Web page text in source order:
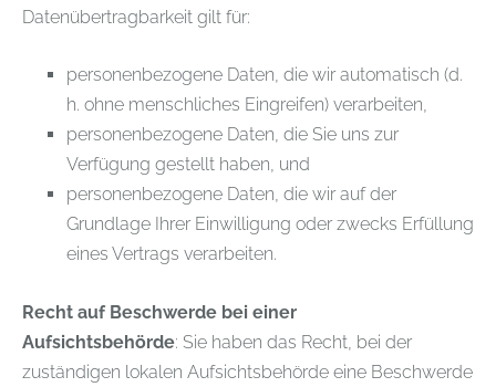
Datenübertragbarkeit gilt für:
personenbezogene Daten, die wir automatisch (d.
h. ohne menschliches Eingreifen) verarbeiten,
personenbezogene Daten, die Sie uns zur
Verfügung gestellt haben, und
personenbezogene Daten, die wir auf der
Grundlage Ihrer Einwilligung oder zwecks Erfüllung
eines Vertrags verarbeiten.
Recht auf Beschwerde bei einer
Aufsichtsbehörde: Sie haben das Recht, bei der
zuständigen lokalen Aufsichtsbehörde eine Beschwerde